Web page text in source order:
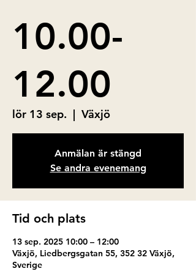
10.00-
12.00
lör 13 sep.
  |
Växjö
Anmälan är stängd
Se andra evenemang
Tid och plats
13 sep. 2025 10:00 – 12:00
Växjö, Liedbergsgatan 55, 352 32 Växjö,
Sverige